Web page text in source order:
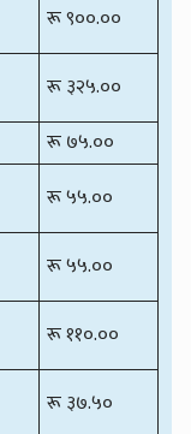
रू ९००.००
रू ३२५.००
रू ७५.००
रू ५५.००
रू ५५.००
रू ११०.००
रू ३७.५०